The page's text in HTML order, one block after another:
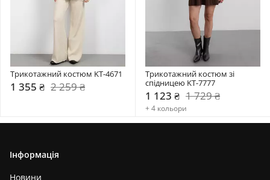
Трикотажний костюм KT-4671
1 355 ₴ 2 259 ₴
Трикотажний костюм зі
спідницею KT-7777
1 123 ₴ 1 729 ₴
+ 4 кольори
Інформація
Новини